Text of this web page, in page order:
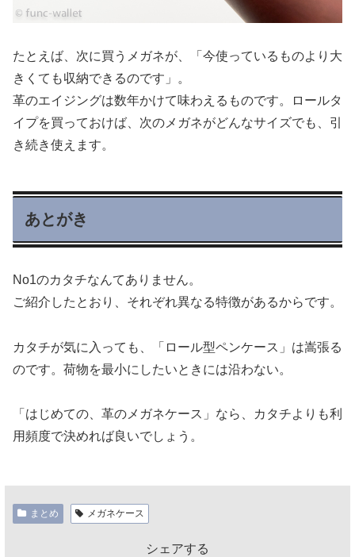
たとえば、次に買うメガネが、「今使っているものより大
きくても収納できるのです」。
革のエイジングは数年かけて味わえるものです。ロールタ
イプを買っておけば、次のメガネがどんなサイズでも、引
き続き使えます。
あとがき
No1のカタチなんてありません。
ご紹介したとおり、それぞれ異なる特徴があるからです。
カタチが気に入っても、「ロール型ペンケース」は嵩張る
のです。荷物を最小にしたいときには沿わない。
「はじめての、革のメガネケース」なら、カタチよりも利
用頻度で決めれば良いでしょう。
まとめ メガネケース
シェアする